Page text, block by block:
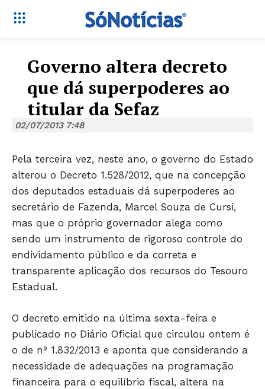
Governo altera decreto
que dá superpoderes ao
titular da Sefaz
02/07/2013 7:48
Pela terceira vez, neste ano, o governo do Estado
alterou o Decreto 1.528/2012, que na concepção
dos deputados estaduais dá superpoderes ao
secretário de Fazenda, Marcel Souza de Cursi,
mas que o próprio governador alega como
sendo um instrumento de rigoroso controle do
endividamento público e da correta e
transparente aplicação dos recursos do Tesouro
Estadual.
O decreto emitido na última sexta-feira e
publicado no Diário Oficial que circulou ontem é
o de nº 1.832/2013 e aponta que considerando a
necessidade de adequações na programação
financeira para o equilíbrio fiscal, altera na